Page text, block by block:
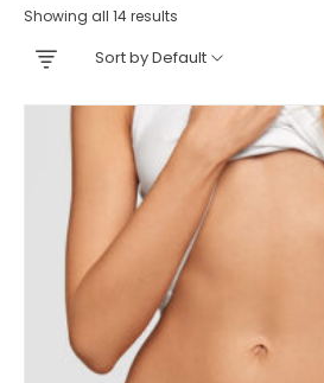
Showing all 14 results
Sort by Default